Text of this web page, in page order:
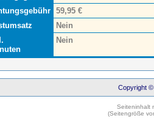
59,95 €
Nein
Nein
Copyright ©
Seiteninhalt
(Seitengröße